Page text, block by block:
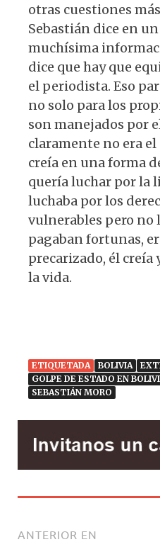
otras cuestiones
Sebastián dice en
muchísima
dice que hay que
el periodista. Eso
no solo para los
son manejados por
claramente no era el
creía en una forma
quería luchar por la
luchaba por los
vulnerables pero no
pagaban fortunas,
precarizado, él
la vida.
ETIQUETADA BOLIVIA
GOLPE DE ESTADO EN
SEBASTIÁN MORO
ANTERIOR EN